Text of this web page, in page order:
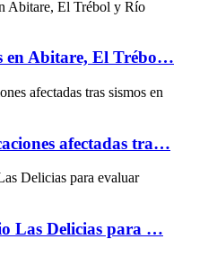
en Abitare, El Trébo…
afectadas tra…
Las Delicias para …